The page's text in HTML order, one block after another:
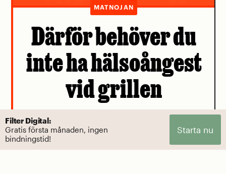
MATNOJAN
Därför behöver du
inte ha hälsoångest
vid grillen
Cancerlarmen kring biffen intas bäst med
en nypa salt.
Av Mattias Göransson
Filter Digital:
Gratis första månaden, ingen
bindningstid!
Starta nu